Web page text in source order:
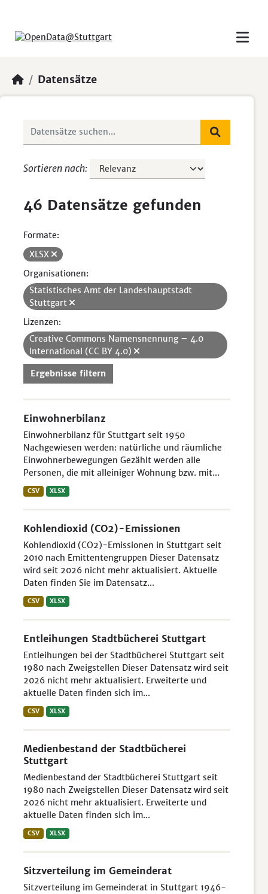
Datensätze
Sortieren nach
46 Datensätze gefunden
Formate:
XLSX
Organisationen:
Statistisches Amt der Landeshauptstadt
Stuttgart
Lizenzen:
Creative Commons Namensnennung – 4.0
International (CC BY 4.0)
Ergebnisse filtern
Einwohnerbilanz
Einwohnerbilanz für Stuttgart seit 1950
Nachgewiesen werden: natürliche und räumliche
Einwohnerbewegungen Gezählt werden alle
Personen, die mit alleiniger Wohnung bzw. mit...
CSV XLSX
Kohlendioxid (CO2)-Emissionen
Kohlendioxid (CO2)-Emissionen in Stuttgart seit
2010 nach Emittentengruppen Dieser Datensatz
wird seit 2026 nicht mehr aktualisiert. Aktuelle
Daten finden Sie im Datensatz...
CSV XLSX
Entleihungen Stadtbücherei Stuttgart
Entleihungen bei der Stadtbücherei Stuttgart seit
1980 nach Zweigstellen Dieser Datensatz wird seit
2026 nicht mehr aktualisiert. Erweiterte und
aktuelle Daten finden sich im...
CSV XLSX
Medienbestand der Stadtbücherei
Stuttgart
Medienbestand der Stadtbücherei Stuttgart seit
1980 nach Zweigstellen Dieser Datensatz wird seit
2026 nicht mehr aktualisiert. Erweiterte und
aktuelle Daten finden sich im...
CSV XLSX
Sitzverteilung im Gemeinderat
Sitzverteilung im Gemeinderat in Stuttgart 1946-